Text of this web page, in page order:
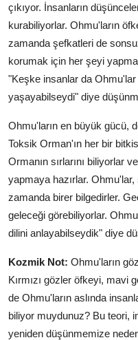
çıkıyor. İnsanların
kurabiliyorlar. Ohmu'ların
zamanda şefkatleri de
korumak için her şeyi
"Keşke insanlar da
yaşayabilseydi" diye
Ohmu'ların en büyük gücü,
Toksik Orman'ın her bir
Ormanın sırlarını biliyorlar
yapmaya hazırlar.
zamanda birer bilgedirler.
geleceği görebiliyorlar.
dilini anlayabilseydik" diye
Kozmik Not: Ohmu'ların
Kırmızı gözler öfkeyi, mavi
de Ohmu'ların aslında
biliyor muydunuz? Bu teori,
yeniden düşünmemize